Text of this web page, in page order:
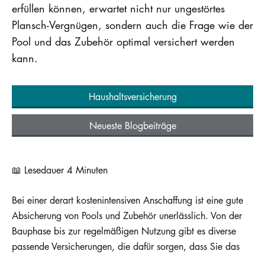
erfüllen können, erwartet nicht nur ungestörtes
Plansch-Vergnügen, sondern auch die Frage wie der
Pool und das Zubehör optimal versichert werden
kann.
Haushaltsversicherung
Neueste Blogbeiträge
📖 Lesedauer 4 Minuten
Bei einer derart kostenintensiven Anschaffung ist eine gute
Absicherung von Pools und Zubehör unerlässlich. Von der
Bauphase bis zur regelmäßigen Nutzung gibt es diverse
passende Versicherungen, die dafür sorgen, dass Sie das